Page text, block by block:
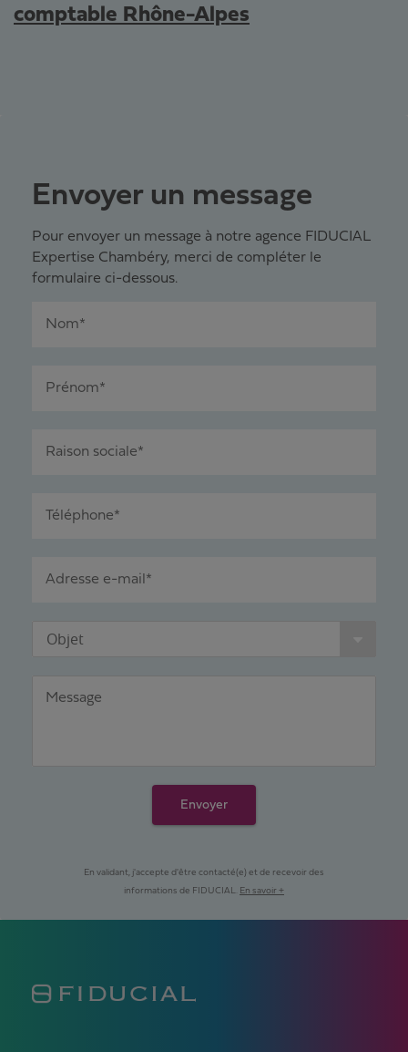
comptable Rhône-Alpes
Envoyer un message
Pour envoyer un message à notre agence FIDUCIAL
Expertise Chambéry, merci de compléter le
formulaire ci-dessous.
Nom*
Prénom*
Raison sociale*
Téléphone*
Adresse e-mail*
Objet
Message
Envoyer
En validant, j'accepte d'être contacté(e) et de recevoir des
informations de FIDUCIAL. En savoir +